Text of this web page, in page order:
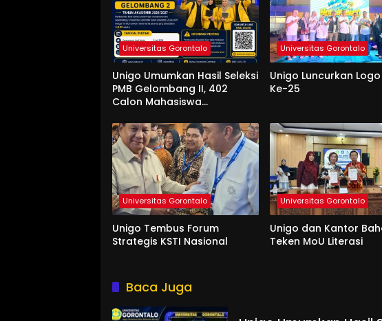
Universitas Gorontalo
Unigo Umumkan Hasil Seleksi
PMB Gelombang II, 402
Calon Mahasiswa
Universitas Gorontalo
Unigo Luncurkan
Ke-25
Universitas Gorontalo
Unigo Tembus Forum
Strategis KSTI Nasional
Universitas Gorontalo
Unigo dan Kantor
Teken MoU Literasi
Baca Juga